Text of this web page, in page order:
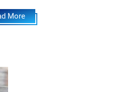
More